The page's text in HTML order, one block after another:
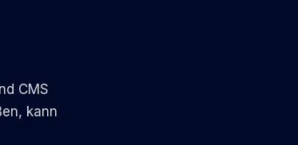
CMS
kann